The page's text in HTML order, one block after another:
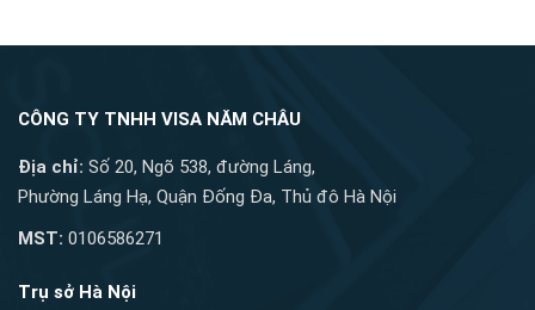
CÔNG TY TNHH VISA NĂM CHÂU
Địa chỉ: Số 20, Ngõ 538, đường Láng,
Phường Láng Hạ, Quận Đống Đa, Thủ đô Hà Nội
MST: 0106586271
Trụ sở Hà Nội